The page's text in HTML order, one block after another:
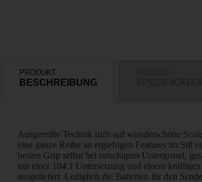
PRODUKT
BESCHREIBUNG
Ausgereifte Technik trifft auf wunderschöne
eine ganze Reihe an ergiebigen Features im
besten Grip selbst bei rutschigem Untergrund,
mit einer 104:1 Untersetzung und einem
ausgeliefert. Lediglich die Batterien für den